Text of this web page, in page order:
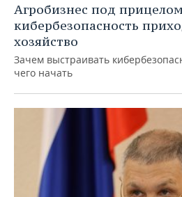
Агробизнес под
кибербезопасность
хозяйство
Зачем выстраивать
чего начать